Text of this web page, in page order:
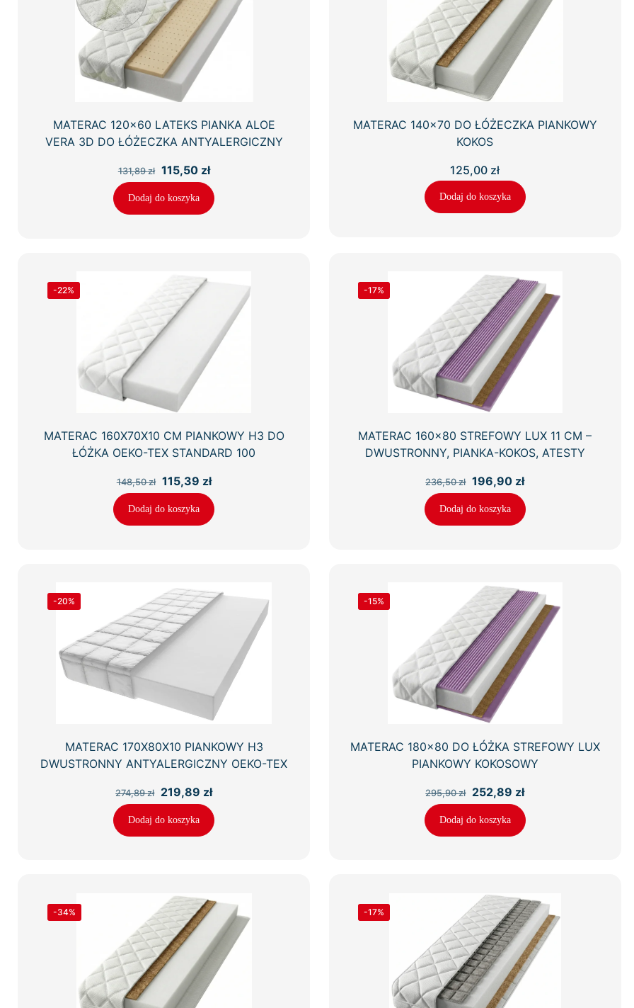
MATERAC 120×60 LATEKS PIANKA ALOE
VERA 3D DO ŁÓŻECZKA ANTYALERGICZNY
131,89zł
Pierwotna
cena
wynosiła:
131,89 zł.
115,50 złAktualna
wynosi:
115,50 zł.
Dodaj do koszyka
MATERAC 140×70 DO ŁÓŻECZKA PIANKOWY
KOKOS
125,00 zł
Dodaj do koszyka
-22%
MATERAC 160X70X10 CM PIANKOWY H3 DO
ŁÓŻKA OEKO-TEX STANDARD 100
148,50zł
Pierwotna
cena
wynosiła:
148,50 zł.
115,39 złAktualna
wynosi:
115,39 zł.
Dodaj do koszyka
-17%
MATERAC 160×80 STREFOWY LUX 11 CM –
DWUSTRONNY, PIANKA-KOKOS, ATESTY
236,50zł Pierwotna
cena
wynosiła:
236,50 zł.
196,90 złAktualna
wynosi:
196,90 zł.
Dodaj do koszyka
-20%
MATERAC 170X80X10 PIANKOWY H3
DWUSTRONNY ANTYALERGICZNY OEKO-TEX
274,89zł
Pierwotna
cena
wynosiła:
274,89 zł.
219,89 złAktualna
wynosi:
219,89 zł.
Dodaj do koszyka
-15%
MATERAC 180×80 DO ŁÓŻKA STREFOWY LUX
PIANKOWY KOKOSOWY
295,90zł
Pierwotna
cena
wynosiła:
295,90 zł.
252,89 złAktualna
wynosi:
252,89 zł.
Dodaj do koszyka
-34% -17%